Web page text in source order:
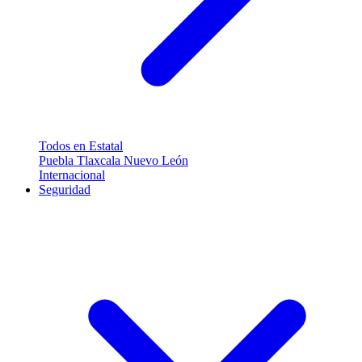
Todos en Estatal
Puebla Tlaxcala Nuevo León
Internacional
Seguridad